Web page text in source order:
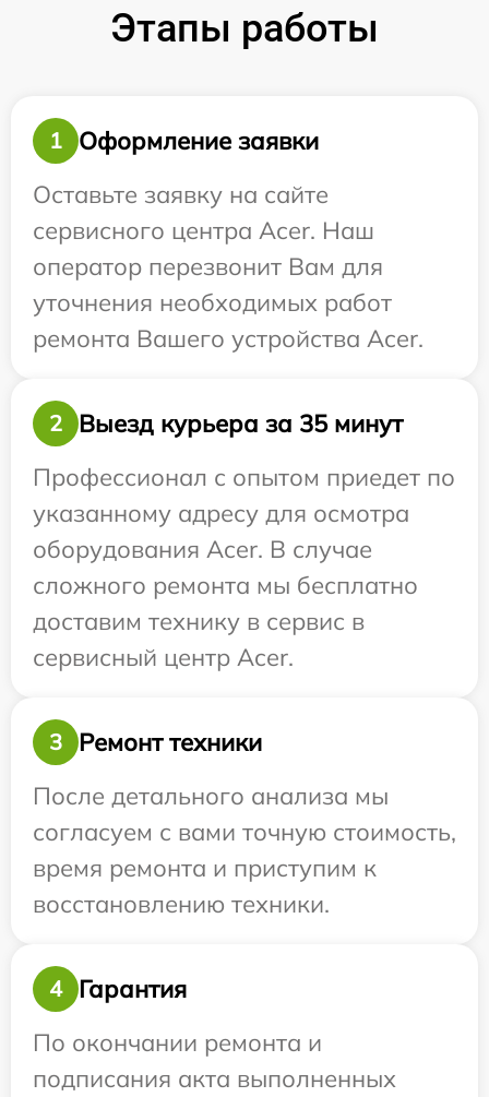
Этапы работы
1
Оформление заявки
Оставьте заявку на сайте
сервисного центра Acer. Наш
оператор перезвонит Вам для
уточнения необходимых работ
ремонта Вашего устройства Acer.
2
Выезд курьера за 35 минут
Профессионал с опытом приедет по
указанному адресу для осмотра
оборудования Acer. В случае
сложного ремонта мы бесплатно
доставим технику в сервис в
сервисный центр Acer.
3
Ремонт техники
После детального анализа мы
согласуем с вами точную стоимость,
время ремонта и приступим к
восстановлению техники.
4
Гарантия
По окончании ремонта и
подписания акта выполненных